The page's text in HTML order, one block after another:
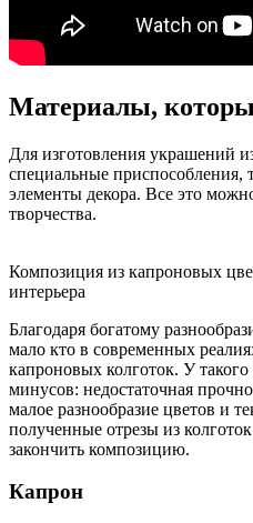
Материалы,
Для изготовления украшений
специальные приспособления,
элементы декора. Все это
творчества.
Композиция из капроновых
интерьера
Благодаря богатому
мало кто в современных
капроновых колготок. У такого
минусов: недостаточная
малое разнообразие цветов и
полученные отрезы из
закончить композицию.
Капрон